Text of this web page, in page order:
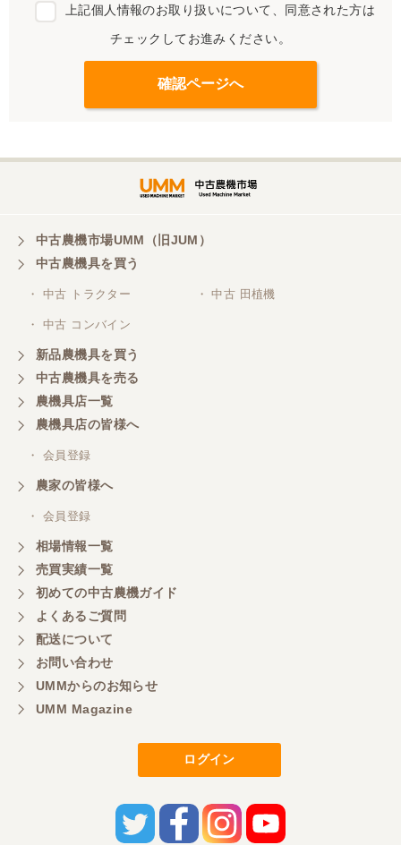
上記個人情報のお取り扱いについて、同意された方は
チェックしてお進みください。
中古農機市場UMM（旧JUM）
中古農機具を買う
・ 中古 トラクター ・ 中古 田植機
・ 中古 コンバイン
新品農機具を買う
中古農機具を売る
農機具店一覧
農機具店の皆様へ
・ 会員登録
農家の皆様へ
・ 会員登録
相場情報一覧
売買実績一覧
初めての中古農機ガイド
よくあるご質問
配送について
お問い合わせ
UMMからのお知らせ
UMM Magazine
ログイン